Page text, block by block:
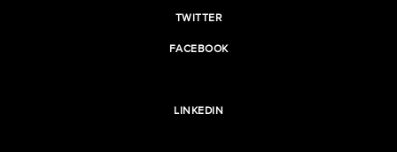
TWITTER
FACEBOOK
LINKEDIN